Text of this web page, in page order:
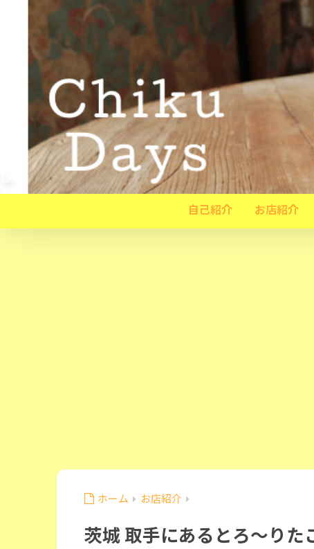
自己紹介 お店紹介
ホーム お店紹介
茨城 取手にあるとろ〜り